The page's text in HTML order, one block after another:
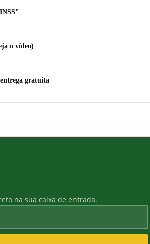
o vídeo)
gratuita
na sua caixa de entrada.